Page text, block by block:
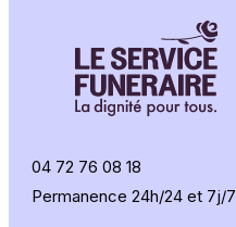
04 72 76 08 18
Permanence 24h/24 et 7j/7